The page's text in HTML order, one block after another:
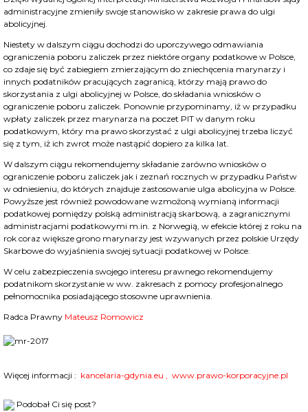
administracyjne zmieniły swoje stanowisko w zakresie prawa do ulgi
abolicyjnej.
Niestety w dalszym ciągu dochodzi do uporczywego odmawiania
ograniczenia poboru zaliczek przez niektóre organy podatkowe w Polsce,
co zdaje się być zabiegiem zmierzającym do zniechęcenia marynarzy i
innych podatników pracujących zagranicą, którzy mają prawo do
skorzystania z ulgi abolicyjnej w Polsce, do składania wniosków o
ograniczenie poboru zaliczek. Ponownie przypominamy, iż w przypadku
wpłaty zaliczek przez marynarza na poczet PIT w danym roku
podatkowym, który ma prawo skorzystać z ulgi abolicyjnej trzeba liczyć
się z tym, iż ich zwrot może nastąpić dopiero za kilka lat.
W dalszym ciągu rekomendujemy składanie zarówno wniosków o
ograniczenie poboru zaliczek jak i zeznań rocznych w przypadku Państw
w odniesieniu, do których znajduje zastosowanie ulga abolicyjna w Polsce.
Powyższe jest również powodowane wzmożoną wymianą informacji
podatkowej pomiędzy polską administracją skarbową, a zagranicznymi
administracjami podatkowymi m.in. z Norwegią, w efekcie której z roku na
rok coraz większe grono marynarzy jest wzywanych przez polskie Urzędy
Skarbowe do wyjaśnienia swojej sytuacji podatkowej w Polsce.
W celu zabezpieczenia swojego interesu prawnego rekomendujemy
podatnikom skorzystanie w ww. zakresach z pomocy profesjonalnego
pełnomocnika posiadającego stosowne uprawnienia.
Radca Prawny Mateusz Romowicz
Więcej informacji : kancelaria-gdynia.eu , www.prawo-korporacyjne.pl
Podobał Ci się post?